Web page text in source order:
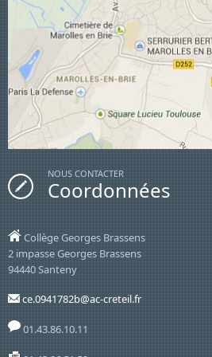
NOUS CONTACTER
Coordonnées
Collège Georges Brassens
2 impasse Georges Brassens
94440 Santeny
ce.0941782b@ac-creteil.fr
01.43.86.10.11